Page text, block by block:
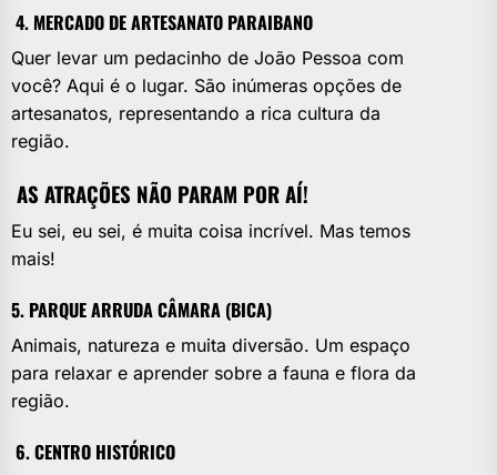
4. MERCADO DE ARTESANATO PARAIBANO
Quer levar um pedacinho de João Pessoa com
você? Aqui é o lugar. São inúmeras opções de
artesanatos, representando a rica cultura da
região.
AS ATRAÇÕES NÃO PARAM POR AÍ!
Eu sei, eu sei, é muita coisa incrível. Mas temos
mais!
5. PARQUE ARRUDA CÂMARA (BICA)
Animais, natureza e muita diversão. Um espaço
para relaxar e aprender sobre a fauna e flora da
região.
6. CENTRO HISTÓRICO